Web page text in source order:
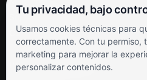
Soporte al cliente
Contacto
Términos y condiciones
Preguntas frecuentes
Tu privacidad, bajo
Usamos cookies técnicas para
correctamente. Con tu permiso,
marketing para mejorar la
personalizar contenidos.